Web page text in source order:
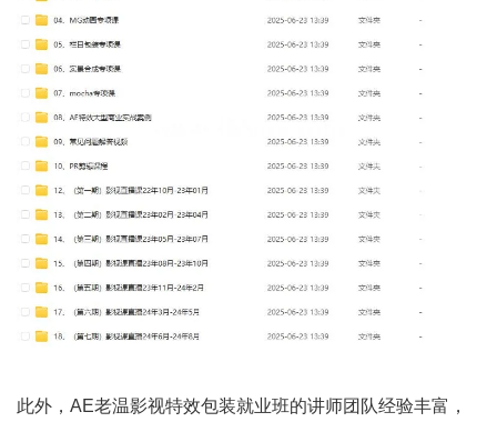
此外，AE老温影视特效包装就业班的讲师团队经验丰富，